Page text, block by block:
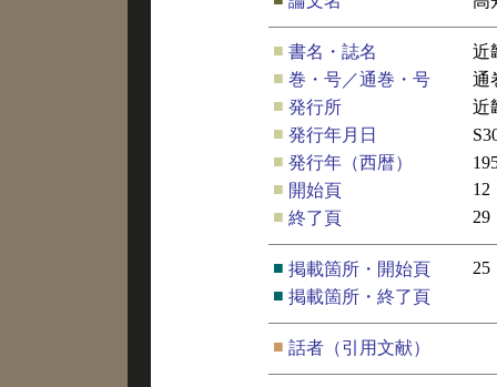
■ 書名・誌名
近
■ 巻・号／通巻・号
通
■ 発行所
近
■ 発行年月日
■ 発行年（西暦）
■ 開始頁
12
■ 終了頁 29
■ 掲載箇所・開始頁
25
■ 掲載箇所・終了頁
■ 話者（引用文献）